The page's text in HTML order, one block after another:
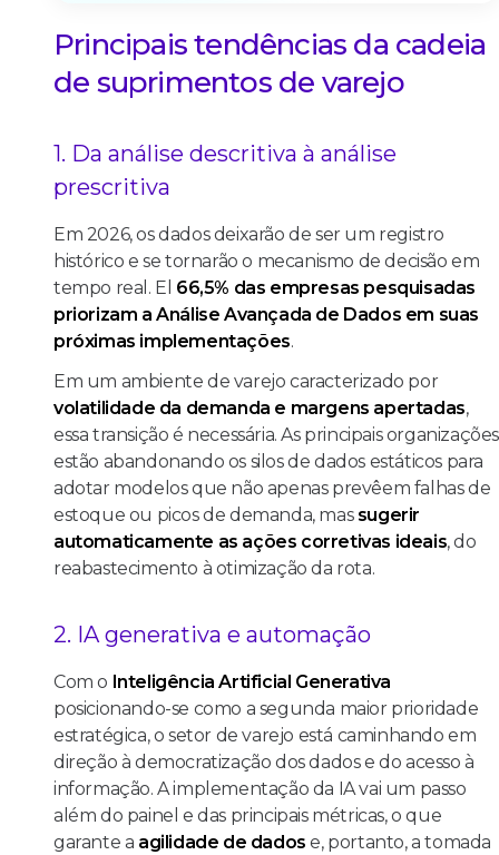
Principais tendências da cadeia
de suprimentos de varejo
1. Da análise descritiva à análise
prescritiva
Em 2026, os dados deixarão de ser um registro
histórico e se tornarão o mecanismo de decisão em
tempo real. El 66,5% das empresas pesquisadas
priorizam a Análise Avançada de Dados em suas
próximas implementações.
Em um ambiente de varejo caracterizado por
volatilidade da demanda e margens apertadas,
essa transição é necessária. As principais organizações
estão abandonando os silos de dados estáticos para
adotar modelos que não apenas prevêem falhas de
estoque ou picos de demanda, mas sugerir
automaticamente as ações corretivas ideais, do
reabastecimento à otimização da rota.
2. IA generativa e automação
Com o Inteligência Artificial Generativa
posicionando-se como a segunda maior prioridade
estratégica, o setor de varejo está caminhando em
direção à democratização dos dados e do acesso à
informação. A implementação da IA vai um passo
além do painel e das principais métricas, o que
garante a agilidade de dadose, portanto, a tomada